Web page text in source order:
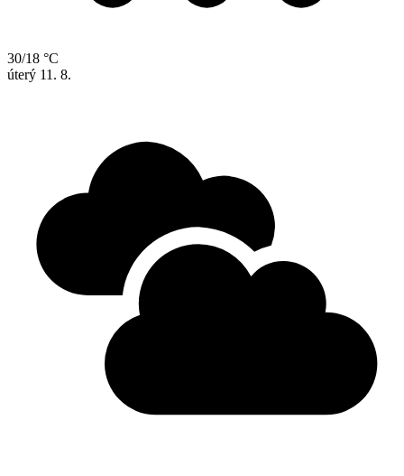
30/18 °C
úterý 11. 8.